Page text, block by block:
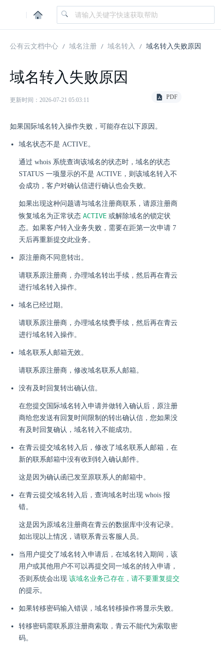
|
公有云文档中心 域名注册 域名转入 域名转入失败原因
域名转入失败原因
更新时间：2026-07-21 05:03:11 PDF
如果国际域名转入操作失败，可能存在以下原因。
域名状态不是 ACTIVE。
通过 whois 系统查询该域名的状态时，域名的状态
STATUS 一项显示的不是 ACTIVE，则该域名转入不
会成功，客户对确认信进行确认也会失败。
如果出现这种问题请与域名注册商联系，请原注册商
恢复域名为正常状态 ACTIVE 或解除域名的锁定状
态。如果客户转入业务失败，需要在距第一次申请 7
天后再重新提交此业务。
原注册商不同意转出。
请联系原注册商，办理域名转出手续，然后再在青云
进行域名转入操作。
域名已经过期。
请联系原注册商，办理域名续费手续，然后再在青云
进行域名转入操作。
域名联系人邮箱无效。
请联系原注册商，修改域名联系人邮箱。
没有及时回复转出确认信。
在您提交国际域名转入申请并做转入确认后，原注册
商给您发送有回复时间限制的转出确认信，您如果没
有及时回复确认，域名转入不能成功。
在青云提交域名转入后，修改了域名联系人邮箱，在
新的联系邮箱中没有收到转入确认邮件。
这是因为确认函已发至原联系人的邮箱中。
在青云提交域名转入后，查询域名时出现 whois 报
错。
这是因为原域名注册商在青云的数据库中没有记录。
如出现以上情况，请联系青云客服人员。
当用户提交了域名转入申请后，在域名转入期间，该
用户或其他用户不可以再提交同一域名的转入申请，
否则系统会出现 该域名业务己存在，请不要重复提交
的提示。
如果转移密码输入错误，域名转移操作将显示失败。
转移密码需联系原注册商索取，青云不能代为索取密
码。